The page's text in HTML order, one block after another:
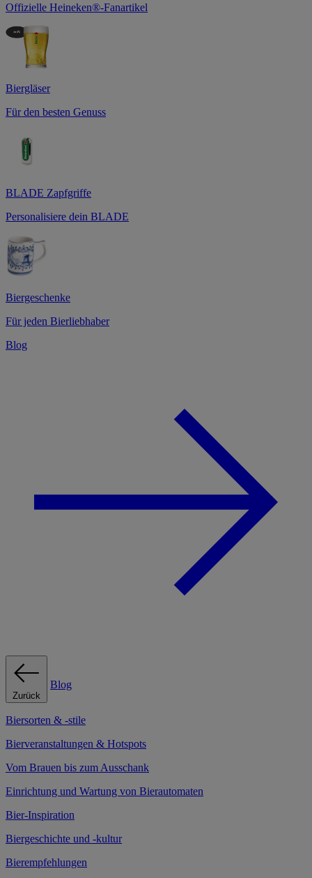
Offizielle Heineken®-Fanartikel
Biergläser
Für den besten Genuss
BLADE Zapfgriffe
Personalisiere dein BLADE
Biergeschenke
Für jeden Bierliebhaber
Blog
Zurück
Blog
Biersorten & -stile
Bierveranstaltungen & Hotspots
Vom Brauen bis zum Ausschank
Einrichtung und Wartung von Bierautomaten
Bier-Inspiration
Biergeschichte und -kultur
Bierempfehlungen